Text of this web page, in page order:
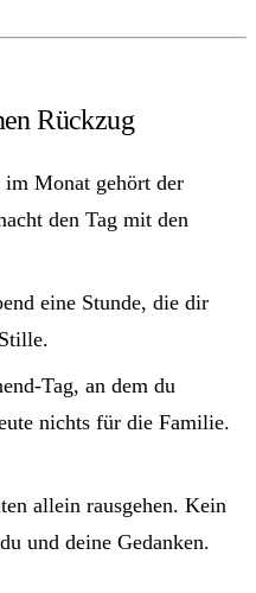
Rückzug
Monat gehört der
den Tag mit den
eine Stunde, die dir
Tag, an dem du
nichts für die Familie.
allein rausgehen. Kein
und deine Gedanken.